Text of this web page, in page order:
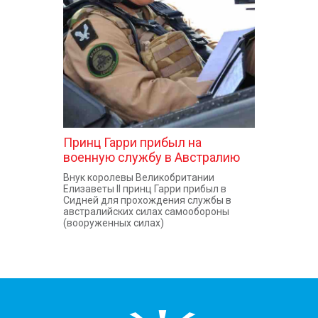
КОНТАКТЫ
Принц Гарри прибыл на
военную службу в Австралию
Внук королевы Великобритании
Елизаветы II принц Гарри прибыл в
Сидней для прохождения службы в
австралийских силах самообороны
(вооруженных силах)